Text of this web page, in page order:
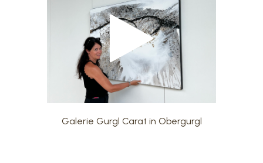
Galerie Gurgl Carat in Obergurgl